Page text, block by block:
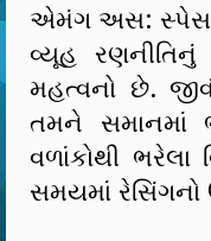
એમંગ અસ: સ્પેસ
વ્યૂહ
મહત્વનો છે.
તમને સમાનમાં
વળાંકોથી
સમયમાં રેસિંગનો